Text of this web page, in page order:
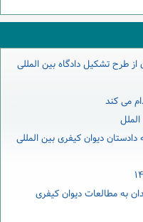
طرح تشکیل دادگاه بین المللی
می کند
دادستان دیوان کیفری بین المللی
به مطالعات دیوان کیفری